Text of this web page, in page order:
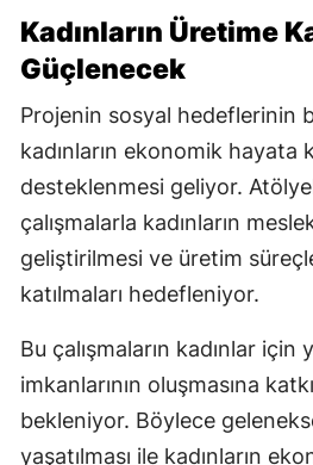
Kadınların Üretime
Güçlenecek
Projenin sosyal hedeflerinin
kadınların ekonomik hayata
desteklenmesi geliyor.
çalışmalarla kadınların
geliştirilmesi ve üretim
katılmaları hedefleniyor.
Bu çalışmaların kadınlar için
imkanlarının oluşmasına
bekleniyor. Böylece
yaşatılması ile kadınların